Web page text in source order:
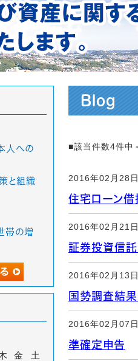
Blog
■該当件数4件中
2016年02月28
住宅ローン
2016年02月21
証券投資信
2016年02月13
国勢調査結
2016年02月07
準確定申告
人への
と組織
帯の増
金
土